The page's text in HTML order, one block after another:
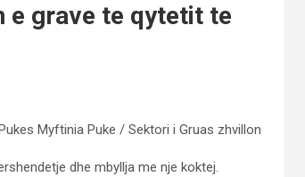
e grave te qytetit te
Myftinia Puke / Sektori i Gruas zhvillon
dhe mbyllja me nje koktej.